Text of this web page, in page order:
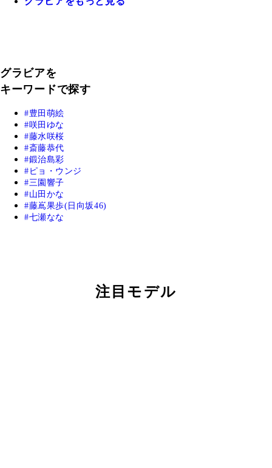
グラビアを
キーワードで探す
豊田萌絵
咲田ゆな
藤水咲桜
斎藤恭代
鍛治島彩
ピョ・ウンジ
三園響子
山田かな
藤嶌果歩(日向坂46)
七瀬なな
注目モデル